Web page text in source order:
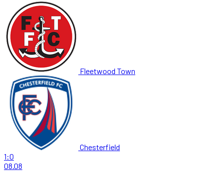
Fleetwood Town
Chesterfield
1:0
08.08